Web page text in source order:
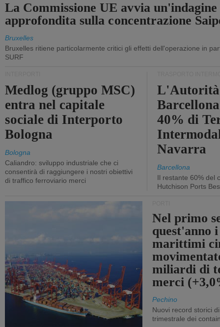
La Commissione UE avvia un'indagine
approfondita sulla concentrazione
Bruxelles
Bruxelles ritiene particolarmente critici gli effetti dell'operazione in
SURF
Medlog (gruppo MSC)
entra nel capitale
sociale di Interporto
Bologna
Bologna
Caliandro: sviluppo industriale che ci
consentirà di raggiungere i nostri obiettivi
di traffico ferroviario merci
40% di
Navarra
Barcellona
Il restante 60% del
Hutchison Ports
Nel primo
quest'anno
marittimi
miliardi di
merci
Pechino
Nuovi record storici
trimestrale dei